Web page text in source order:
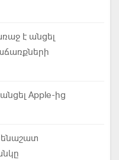
է անցել
Apple-ից